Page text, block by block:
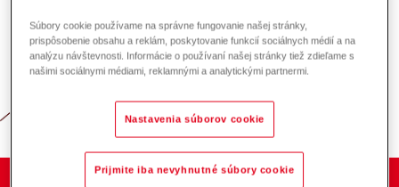
Zodpovednosť za energiu a životné
prostredie
Súbory cookie používame na správne fungovanie našej stránky,
prispôsobenie obsahu a reklám, poskytovanie funkcií sociálnych médií a na
analýzu návštevnosti. Informácie o používaní našej stránky tiež zdieľame s
našimi sociálnymi médiami, reklamnými a analytickými partnermi.
Nastavenia súborov cookie
Prijmite iba nevyhnutné súbory cookie